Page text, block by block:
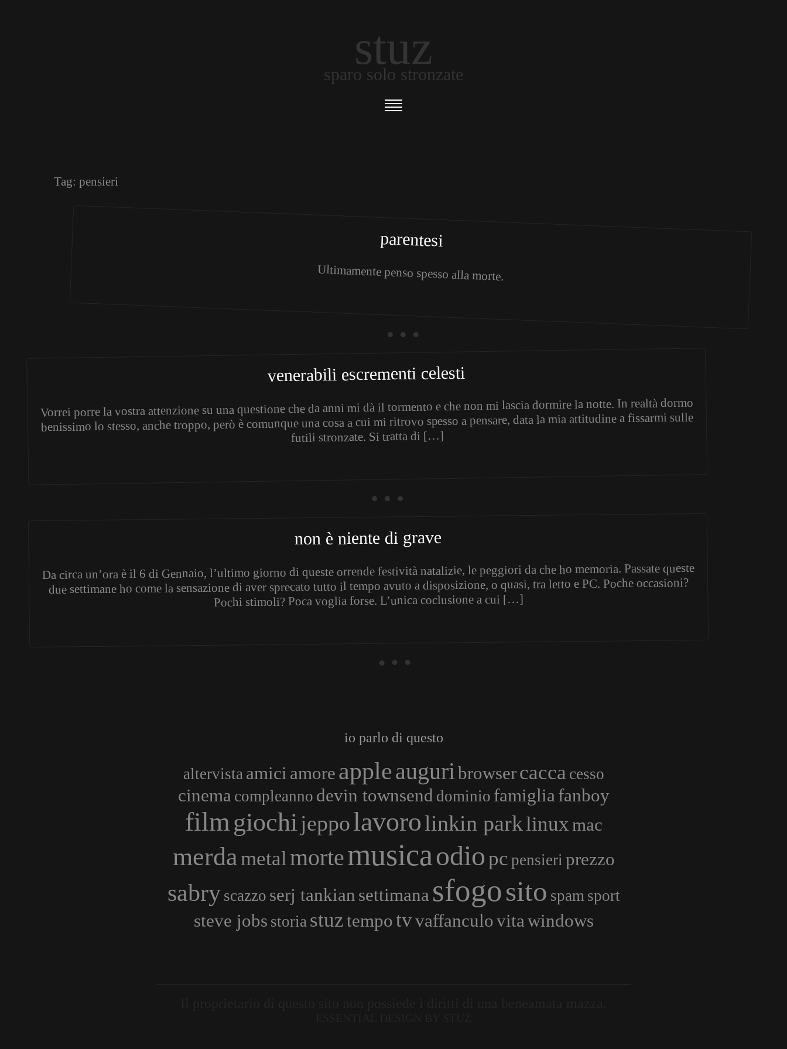
stuz
sparo solo stronzate
Tag: pensieri
parentesi
Ultimamente penso spesso alla morte.
• • •
venerabili escrementi celesti
Vorrei porre la vostra attenzione su una questione che da anni mi dà il tormento e che non mi lascia dormire la notte. In realtà dormo
benissimo lo stesso, anche troppo, però è comunque una cosa a cui mi ritrovo spesso a pensare, data la mia attitudine a fissarmi sulle
futili stronzate. Si tratta di […]
• • •
non è niente di grave
Da circa un’ora è il 6 di Gennaio, l’ultimo giorno di queste orrende festività natalizie, le peggiori da che ho memoria. Passate queste
due settimane ho come la sensazione di aver sprecato tutto il tempo avuto a disposizione, o quasi, tra letto e PC. Poche occasioni?
Pochi stimoli? Poca voglia forse. L’unica coclusione a cui […]
• • •
io parlo di questo
altervista amici amore appleauguribrowsercacca cesso
cinema compleanno devin townsend dominio famigliafanboy
filmgiochijeppolavorolinkin parklinuxmac
merdametal mortemusicaodio pc pensieri prezzo
sabry scazzo serj tankian settimana sfogosito spam sport
steve jobs storia stuztempotvvaffanculovitawindows